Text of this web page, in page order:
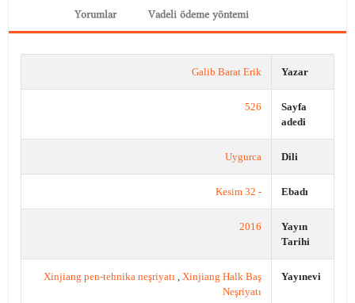
Vadeli ödeme yöntemi
Yorumlar
Yazar
Galib Barat Erik
Sayfa
adedi
526
Dili
Uygurca
Ebadı
- 32 Kesim
Yayın
Tarihi
2016
Yayınevi
Xinjiang pen-tehnika neşriyatı , Xinjiang Halk Baş
Neşriyatı